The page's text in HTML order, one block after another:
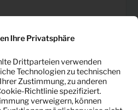
(weiß)
Ihre Privatsphäre
Drittparteien verwenden
Technologien zu technischen
Zustimmung, zu anderen
Richtlinie spezifiziert.
verweigern, können